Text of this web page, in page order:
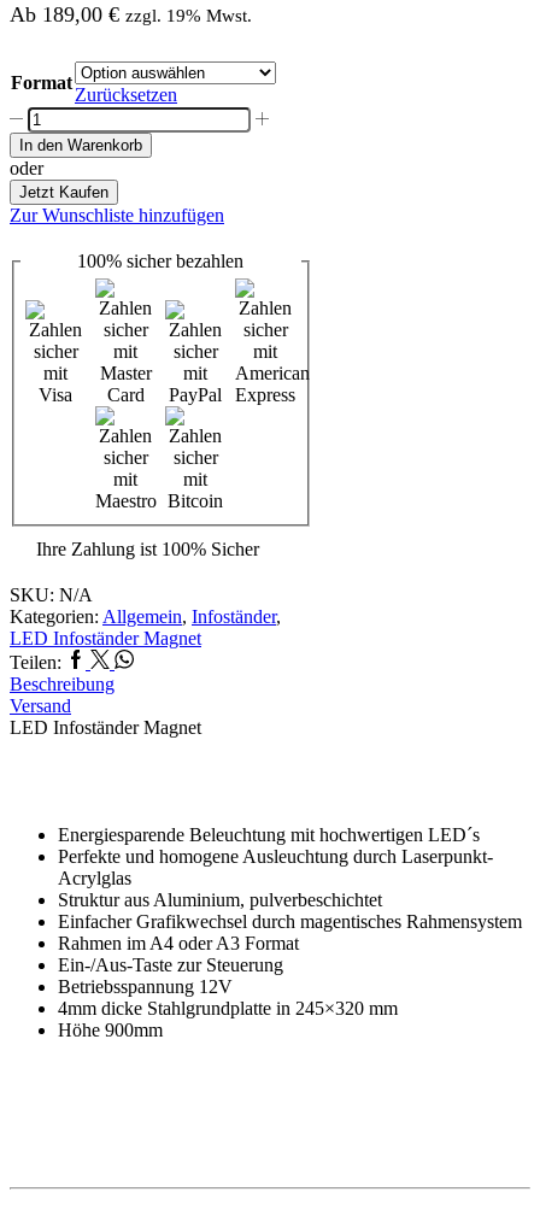
Ab 189,00 € zzgl. 19% Mwst.
Format
Zurücksetzen
LED
Infoständer
Magnet
Menge
In den Warenkorb
oder
Jetzt Kaufen
Zur Wunschliste hinzufügen
100%sicherbezahlen
Ihre Zahlung ist 100% Sicher
SKU: N/A
Kategorien: Allgemein, Infoständer,
LED Infoständer Magnet
Teilen: Facebook
TwitterWhatsapp
Beschreibung
Versand
LED Infoständer Magnet
Energiesparende Beleuchtung mit hochwertigen LED´s
Perfekte und homogene Ausleuchtung durch Laserpunkt-
Acrylglas
Struktur aus Aluminium, pulverbeschichtet
Einfacher Grafikwechsel durch magentisches Rahmensystem
Rahmen im A4 oder A3 Format
Ein-/Aus-Taste zur Steuerung
Betriebsspannung 12V
4mm dicke Stahlgrundplatte in 245×320 mm
Höhe 900mm